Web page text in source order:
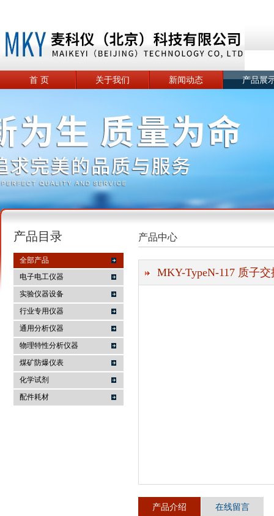
麦科仪（北京）科技有限公司
首 页 关于我们 新闻动态 产品展
产品目录
全部产品
电子电工仪器
实验仪器设备
行业专用仪器
通用分析仪器
物理特性分析仪器
煤矿防爆仪表
化学试剂
配件耗材
产品中心
MKY-TypeN-117 质子
产品介绍 在线留言